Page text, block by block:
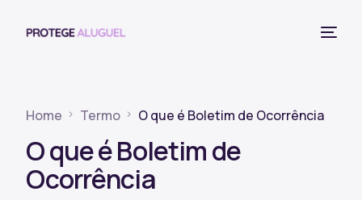
Home Termo O que é Boletim de Ocorrência
O que é Boletim de
Ocorrência